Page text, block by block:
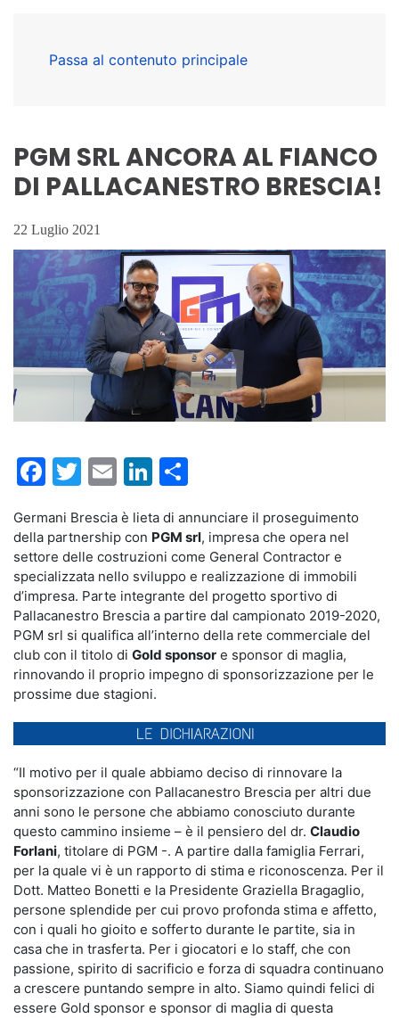
Passa al contenuto principale
PGM SRL ANCORA AL FIANCO
DI PALLACANESTRO BRESCIA!
22 Luglio 2021
Facebook
Twitter
EmailLinkedIn
Germani Brescia è lieta di annunciare il proseguimento
della partnership con PGM srl, impresa che opera nel
settore delle costruzioni come General Contractor e
specializzata nello sviluppo e realizzazione di immobili
d’impresa. Parte integrante del progetto sportivo di
Pallacanestro Brescia a partire dal campionato 2019-2020,
PGM srl si qualifica all’interno della rete commerciale del
club con il titolo di Gold sponsor e sponsor di maglia,
rinnovando il proprio impegno di sponsorizzazione per le
prossime due stagioni.
“Il motivo per il quale abbiamo deciso di rinnovare la
sponsorizzazione con Pallacanestro Brescia per altri due
anni sono le persone che abbiamo conosciuto durante
questo cammino insieme – è il pensiero del dr. Claudio
Forlani, titolare di PGM -. A partire dalla famiglia Ferrari,
per la quale vi è un rapporto di stima e riconoscenza. Per il
Dott. Matteo Bonetti e la Presidente Graziella Bragaglio,
persone splendide per cui provo profonda stima e affetto,
con i quali ho gioito e sofferto durante le partite, sia in
casa che in trasferta. Per i giocatori e lo staff, che con
passione, spirito di sacrificio e forza di squadra continuano
a crescere puntando sempre in alto. Siamo quindi felici di
essere Gold sponsor e sponsor di maglia di questa